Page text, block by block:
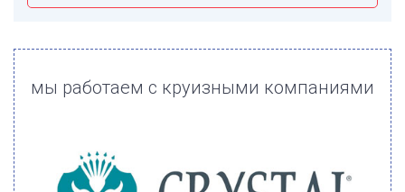
мы работаем с круизными компаниями